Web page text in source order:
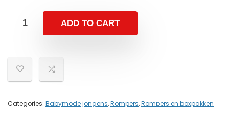
ADD TO CART
Categories: Babymode jongens,Rompers,Rompers en boxpakken